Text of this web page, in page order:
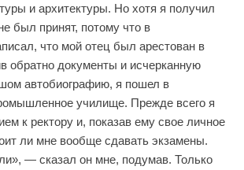
и архитектуры. Но хотя я получил
был принят, потому что в
что мой отец был арестован в
обратно документы и исчерканную
автобиографию, я пошел в
училище. Прежде всего я
к ректору и, показав ему свое личное
ли мне вообще сдавать экзамены.
— сказал он мне, подумав. Только